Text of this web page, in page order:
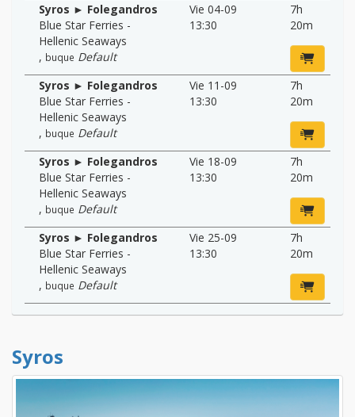
Syros ► Folegandros
Blue Star Ferries -
Hellenic Seaways
, buque Default
Vie 04-09
13:30
7h
20m
Syros ► Folegandros
Blue Star Ferries -
Hellenic Seaways
, buque Default
Vie 11-09
13:30
7h
20m
Syros ► Folegandros
Blue Star Ferries -
Hellenic Seaways
, buque Default
Vie 18-09
13:30
7h
20m
Syros ► Folegandros
Blue Star Ferries -
Hellenic Seaways
, buque Default
Vie 25-09
13:30
7h
20m
Syros